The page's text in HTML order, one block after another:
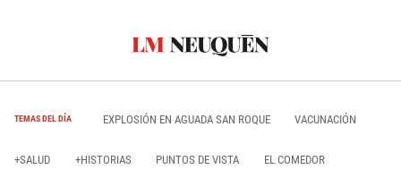
TEMAS DEL DÍA EXPLOSIÓN EN AGUADA SAN ROQUE VACUNACIÓN
+SALUD +HISTORIAS PUNTOS DE VISTA EL COMEDOR